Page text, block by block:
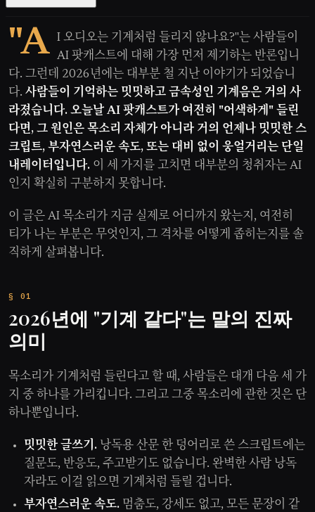
"A
I 오디오는 기계처럼 들리지 않나요?"는 사람들이
AI 팟캐스트에 대해 가장 먼저 제기하는 반론입니
다. 그런데 2026년에는 대부분 철 지난 이야기가 되었습니
다. 사람들이 기억하는 밋밋하고 금속성인 기계음은 거의 사
라졌습니다. 오늘날 AI 팟캐스트가 여전히 "어색하게" 들린
다면, 그 원인은 목소리 자체가 아니라 거의 언제나 밋밋한 스
크립트, 부자연스러운 속도, 또는 대비 없이 웅얼거리는 단일
내레이터입니다. 이 세 가지를 고치면 대부분의 청취자는 AI
인지 확실히 구분하지 못합니다.
이 글은 AI 목소리가 지금 실제로 어디까지 왔는지, 여전히
티가 나는 부분은 무엇인지, 그 격차를 어떻게 좁히는지를 솔
직하게 살펴봅니다.
2026년에 "기계 같다"는 말의 진짜
의미
목소리가 기계처럼 들린다고 할 때, 사람들은 대개 다음 세 가
지 중 하나를 가리킵니다. 그리고 그중 목소리에 관한 것은 단
하나뿐입니다.
밋밋한 글쓰기. 낭독용 산문 한 덩어리로 쓴 스크립트에는
질문도, 반응도, 주고받기도 없습니다. 완벽한 사람 낭독
자라도 이걸 읽으면 기계처럼 들릴 겁니다.
부자연스러운 속도. 멈춤도, 강세도 없고, 모든 문장이 같